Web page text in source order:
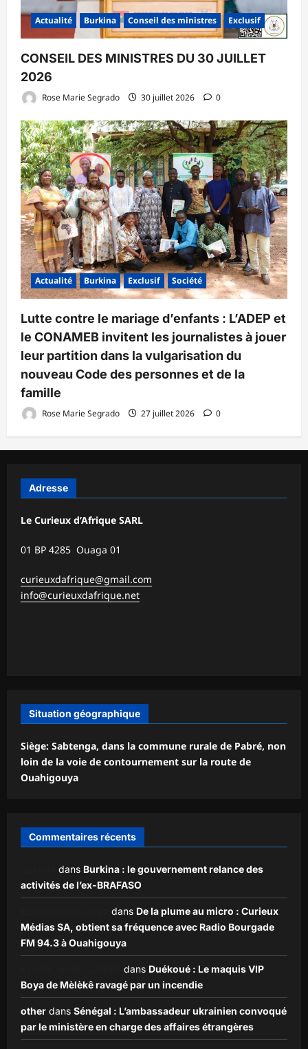
Actualité Burkina Conseil des ministres Exclusif
CONSEIL DES MINISTRES DU 30 JUILLET
2026
Rose Marie Segrado 30 juillet 2026 0
Actualité Burkina Exclusif Société
Lutte contre le mariage d’enfants : L’ADEP et
le CONAMEB invitent les journalistes à jouer
leur partition dans la vulgarisation du
nouveau Code des personnes et de la
famille
Rose Marie Segrado 27 juillet 2026 0
Adresse
Le Curieux d’Afrique SARL
01 BP 4285 Ouaga 01
curieuxdafrique@gmail.com
info@curieuxdafrique.net
Situation géographique
Siège: Sabtenga, dans la commune rurale de Pabré, non
loin de la voie de contournement sur la route de
Ouahigouya
Commentaires récents
dans Burkina : le gouvernement relance des
activités de l’ex-BRAFASO
dans De la plume au micro : Curieux
Médias SA, obtient sa fréquence avec Radio Bourgade
FM 94.3 à Ouahigouya
dans Duékoué : Le maquis VIP
Boya de Mèlèkê ravagé par un incendie
other dans Sénégal : L’ambassadeur ukrainien convoqué
par le ministère en charge des affaires étrangères